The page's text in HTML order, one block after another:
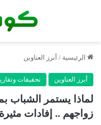
الرئيسية / أبرز العناوين
أبرز العناوين تحقيقات
لماذا يستمر الشباب
زواجهم .. إفادات مثيرة